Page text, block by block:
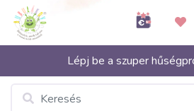
Lépj be a szuper